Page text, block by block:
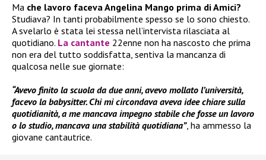
Ma che lavoro faceva Angelina Mango prima di Amici?
Studiava? In tanti probabilmente spesso se lo sono chiesto.
A svelarlo è stata lei stessa nell’intervista rilasciata al
quotidiano. La cantante 22enne non ha nascosto che prima
non era del tutto soddisfatta, sentiva la mancanza di
qualcosa nelle sue giornate:
“Avevo finito la scuola da due anni, avevo mollato l’università,
facevo la babysitter. Chi mi circondava aveva idee chiare sulla
quotidianità, a me mancava impegno stabile che fosse un lavoro
o lo studio, mancava una stabilità quotidiana”, ha ammesso la
giovane cantautrice.